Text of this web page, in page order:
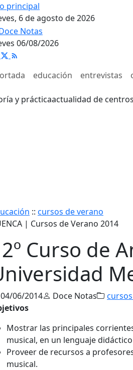
principal
6 de agosto de 2026
06/08/2026
educación entrevistas
y prácticaactualidad de centros
:: cursos de verano
| Cursos de Verano 2014
Curso de
04/06/2014 Doce Notas
Mostrar las principales
musical, en un lenguaje
Proveer de recursos a
musical.